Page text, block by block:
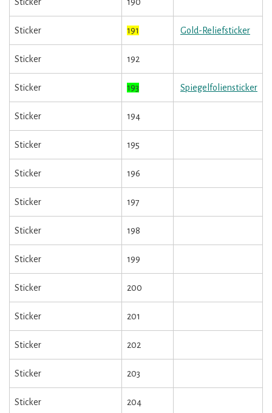
Sticker 191 Gold-Reliefsticker
Sticker 192
Sticker 193 Spiegelfoliensticker
Sticker 194
Sticker 195
Sticker 196
Sticker 197
Sticker 198
Sticker 199
Sticker 200
Sticker 201
Sticker 202
Sticker 203
Sticker 204